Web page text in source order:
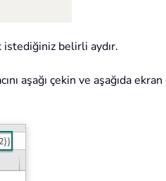
istediğiniz belirli aydır.
aşağı çekin ve aşağıda